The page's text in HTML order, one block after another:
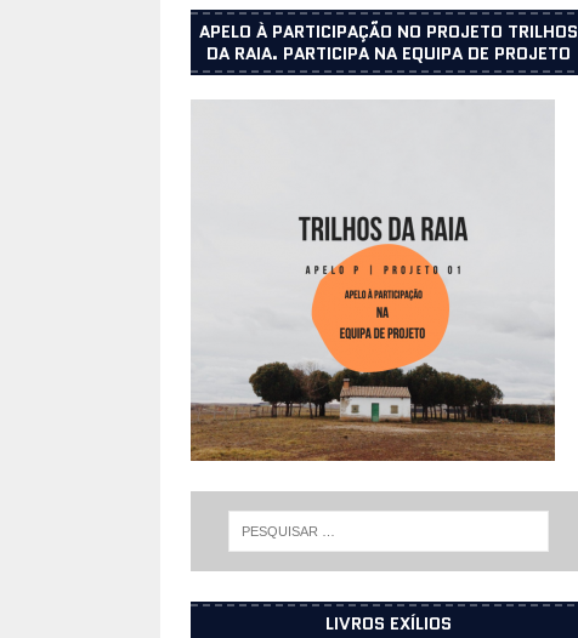
APELO À PARTICIPAÇÃO NO PROJETO TRILHOS
DA RAIA. PARTICIPA NA EQUIPA DE PROJETO
LIVROS EXÍLIOS